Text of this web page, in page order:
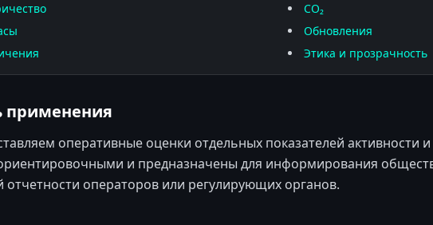
CO₂
Обновления
Этика и прозрачность
применения
оперативные оценки отдельных показателей активности
и предназначены для информирования
отчетности операторов или регулирующих органов.